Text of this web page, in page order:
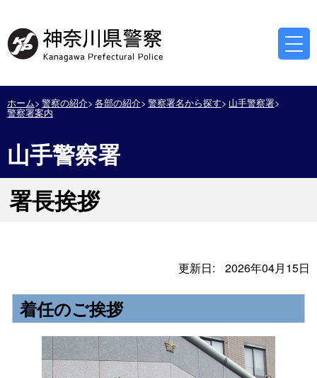
ホーム 警察の紹介 各部の紹介 警察署名から探す 山手警察署
警察署案内
山手警察署
署長挨拶
更新日: 2026年04月15日
着任のご挨拶